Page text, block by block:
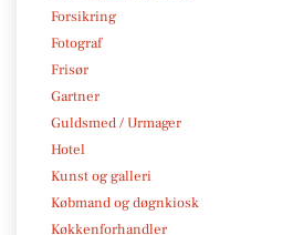
Forsikring
Fotograf
Frisør
Gartner
Guldsmed / Urmager
Hotel
Kunst og galleri
Købmand og døgnkiosk
Køkkenforhandler